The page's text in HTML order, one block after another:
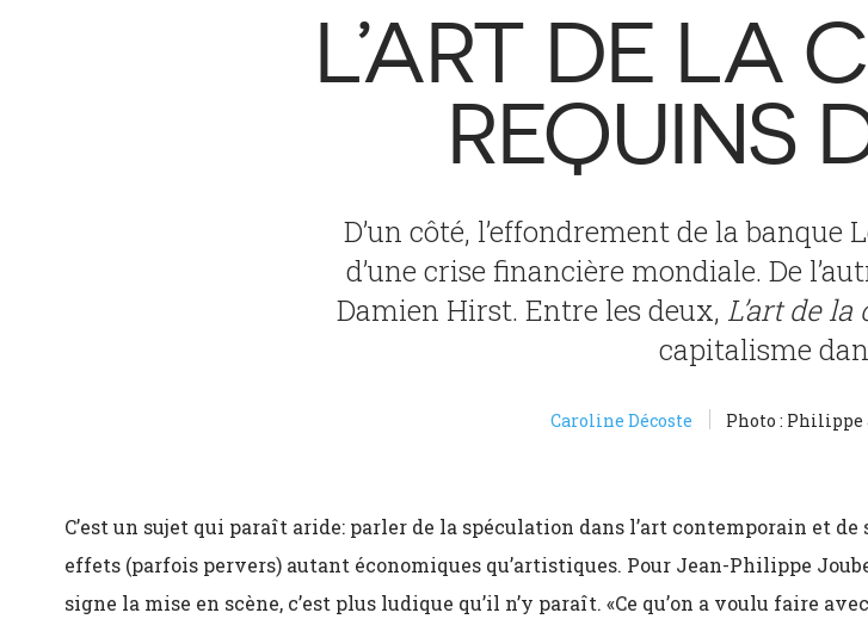
L’ART DE LA
REQUINS
D’un côté, l’effondrement de la
d’une crise financière mondiale. De
Damien Hirst. Entre les deux, L’art de la
capitalisme
Caroline Décoste Photo : Philippe
C’est un sujet qui paraît aride: parler de la spéculation dans l’art contemporain et de
effets (parfois pervers) autant économiques qu’artistiques. Pour Jean-Philippe
signe la mise en scène, c’est plus ludique qu’il n’y paraît. «Ce qu’on a voulu faire